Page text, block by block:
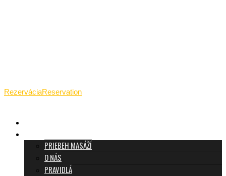
RezerváciaReservation
PRIEBEH MASÁŽÍ
O NÁS
PRAVIDLÁ